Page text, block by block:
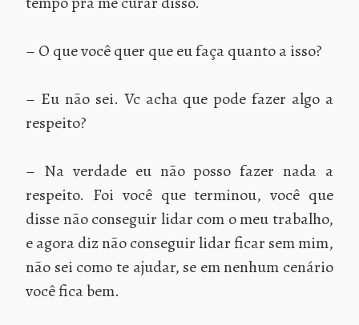
– O que você quer que eu faça quanto a isso?
– Eu não sei. Vc acha que pode fazer algo a
respeito?
– Na verdade eu não posso fazer nada a
respeito. Foi você que terminou, você que
disse não conseguir lidar com o meu trabalho,
e agora diz não conseguir lidar ficar sem mim,
não sei como te ajudar, se em nenhum cenário
você fica bem.